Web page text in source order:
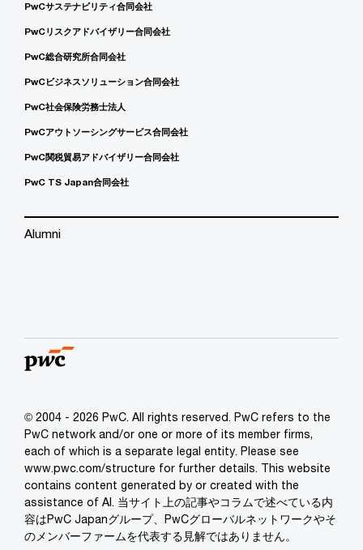
PwCサステナビリティ合同会社
PwCリスクアドバイザリー合同会社
PwC総合研究所合同会社
PwCビジネスソリューション合同会社
PwC社会保険労務士法人
PwCアウトソーシングサービス合同会社
PwC関税貿易アドバイザリー合同会社
PwC TS Japan合同会社
Alumni
© 2004 - 2026 PwC. All rights reserved. PwC refers to the
PwC network and/or one or more of its member firms,
each of which is a separate legal entity. Please see
www.pwc.com/structure for further details. This website
contains content generated by or created with the
assistance of AI. 当サイト上の記事やコラムで述べている内
容はPwC Japanグループ、PwCグローバルネットワークやそ
のメンバーファームを代表する見解ではありません。